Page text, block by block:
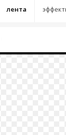
лента